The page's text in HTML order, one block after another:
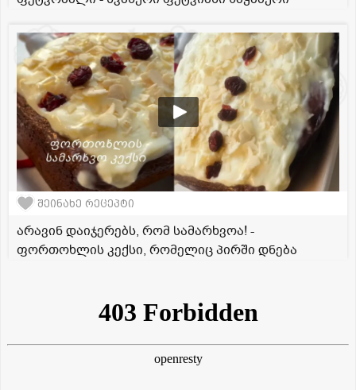
შეინახე რეცეპტი
არავინ დაიჯერებს, რომ სამარხვოა! -
ფორთოხლის კექსი, რომელიც პირში დნება